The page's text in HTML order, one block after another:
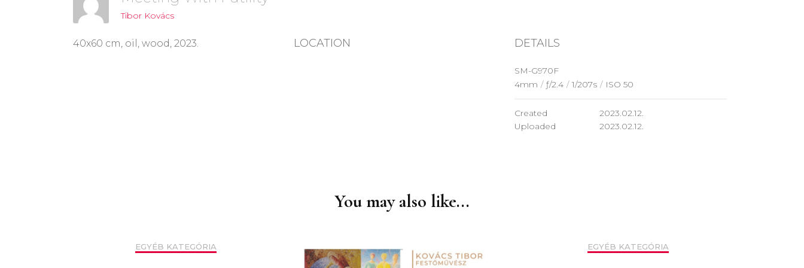
Tibor Kovács
40x60 cm, oil, wood, 2023. LOCATION DETAILS
SM-G970F
4mm / ƒ/2.4 / 1/207s / ISO 50
Created
2023.02.12.
Uploaded
2023.02.12.
You may also like...
EGYÉB KATEGÓRIA EGYÉB KATEGÓRIA